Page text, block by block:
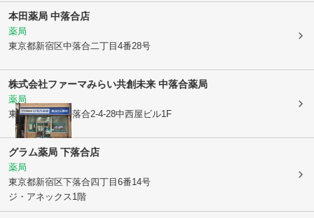
本田薬局 中落合店
薬局
東京都新宿区中落合二丁目4番28号
株式会社ファーマみらい共創未来 中落合薬局
薬局
東京都新宿区中落合2-4-28中西屋ビル1F
グラム薬局 下落合店
薬局
東京都新宿区下落合四丁目6番14号
ジ・アネックス1階